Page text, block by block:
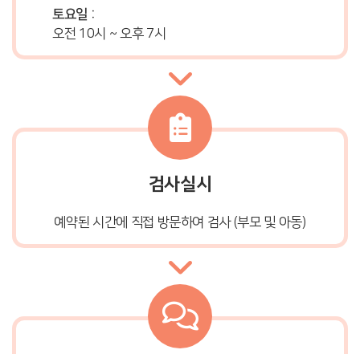
토요일 :
오전 10시 ~ 오후 7시
검사실시
예약된 시간에 직접 방문하여 검사 (부모 및 아동)